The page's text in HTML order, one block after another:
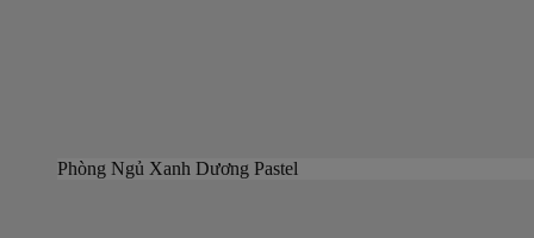
Phòng Ngủ Xanh Dương Pastel